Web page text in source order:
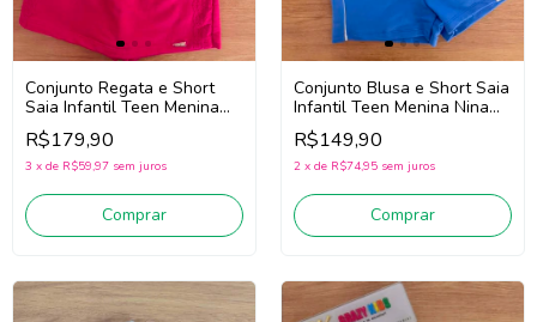
Conjunto Regata e Short
Saia Infantil Teen Menina
Nina Go! 2263032 (Off
White/Pink)
R$179,90
3 x de R$59,97 sem juros
Comprar
Conjunto Blusa e Short Saia
Infantil Teen Menina Nina
Go! 2263047 (Off
White/Azul)
R$149,90
2 x de R$74,95 sem juros
Comprar